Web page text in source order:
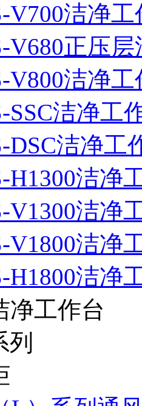
V700洁净
V680正压
V800洁净
SSC洁净工
DSC洁净
H1300洁净
V1300洁净
V1800洁净
H1800洁净
净工作台